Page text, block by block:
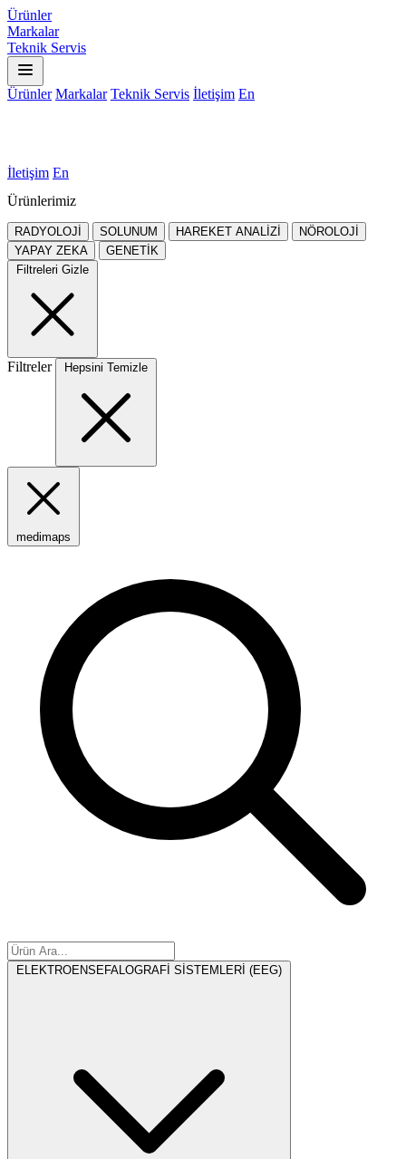
Ürünler
Markalar
Teknik Servis
Ürünler Markalar Teknik Servis İletişim En
İletişim En
Ürünlerimiz
RADYOLOJİ SOLUNUM HAREKET ANALİZİ
NÖROLOJİ
YAPAY ZEKA
GENETİK
Filtreleri Gizle
Filtreler Hepsini Temizle
medimaps
ELEKTROENSEFALOGRAFİ SİSTEMLERİ (EEG)